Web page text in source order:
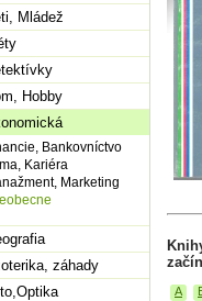
A
Mládež
Hobby
Bankovníctvo
Kariéra
Marketing
záhady